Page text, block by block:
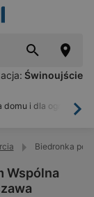
Świnoujście
domu i dla ogrodu
Biedronka
Wspólna